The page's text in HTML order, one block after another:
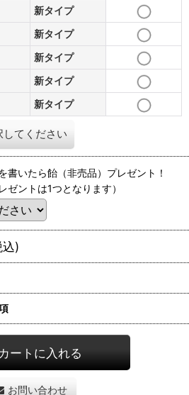
新タイプ
新タイプ
新タイプ
新タイプ
新タイプ
してください
書いたら飴（非売品）プレゼント！
ゼントは1つとなります）
込)
カートに入れる
お問い合わせ